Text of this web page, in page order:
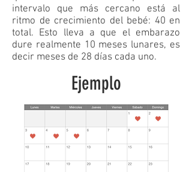
intervalo que más cercano está al
ritmo de crecimiento del bebé: 40 en
total. Esto lleva a que el embarazo
dure realmente 10 meses lunares, es
decir meses de 28 días cada uno.
Ejemplo